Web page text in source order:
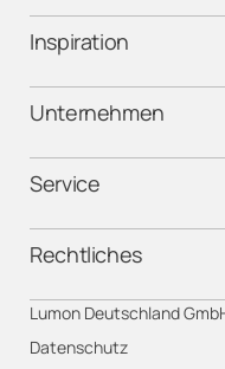
Inspiration
Unternehmen
Service
Rechtliches
Lumon Deutschland
Datenschutz